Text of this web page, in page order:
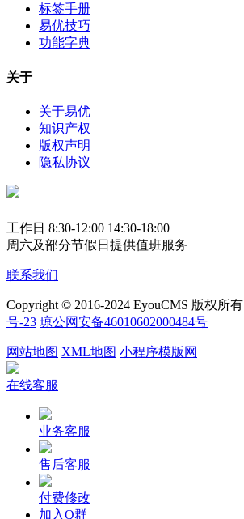
标签手册
易优技巧
功能字典
关于
关于易优
知识产权
版权声明
隐私协议
工作日 8:30-12:00 14:30-18:00
周六及部分节假日提供值班服务
联系我们
Copyright © 2016-2024 EyouCMS 版权所有
号-23 琼公网安备46010602000484号
网站地图 XML地图 小程序模版网
在线客服
业务客服
售后客服
付费修改
加入Q群